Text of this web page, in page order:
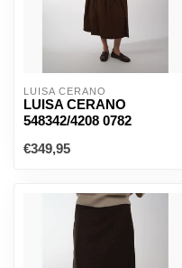
LUISA CERANO
LUISA CERANO
548342/4208 0782
€349,95